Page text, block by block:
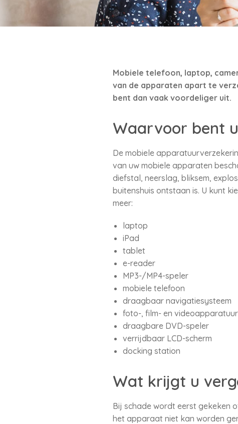
Mobiele telefoon, laptop,
van de apparaten apart te
bent dan vaak voordeliger uit.
Waarvoor bent
De mobiele
van uw mobiele apparaten
diefstal, neerslag, bliksem,
buitenshuis ontstaan is. U kunt
meer:
laptop
iPad
tablet
e-reader
MP3-/MP4-speler
mobiele telefoon
draagbaar navigatiesysteem
foto-, film- en videoapparatuur
draagbare DVD-speler
verrijdbaar LCD-scherm
docking station
Wat krijgt u
Bij schade wordt eerst gekeken
het apparaat niet kan worden